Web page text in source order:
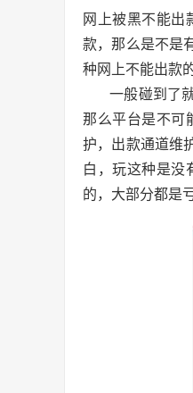
网上被黑不能出
款，那么是不是
种网上不能出款
一般碰到了
那么平台是不可
护，出款通道维
白，玩这种是没
的，大部分都是